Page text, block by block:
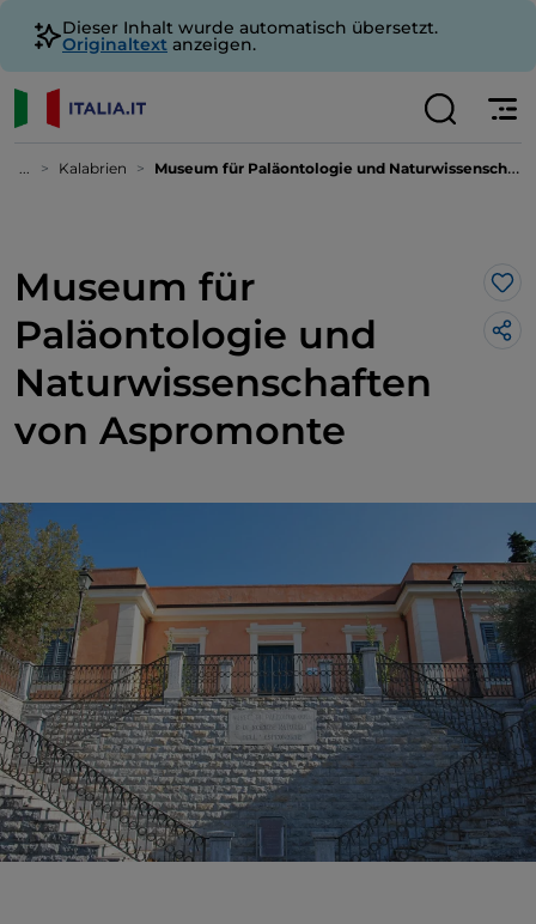
Dieser Inhalt wurde automatisch übersetzt.
Originaltext anzeigen.
... Kalabrien Museum für Paläontologie und Naturwissenschaften von Aspromonte
Museum für
Paläontologie und
Naturwissenschaften
von Aspromonte